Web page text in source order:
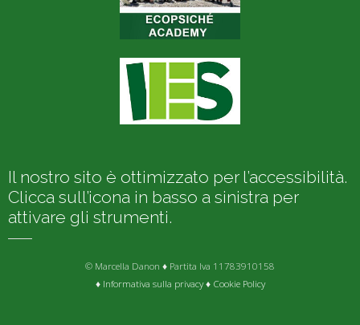
Il nostro sito è ottimizzato per l’accessibilità.
Clicca sull’icona in basso a sinistra per
attivare gli strumenti.
© Marcella Danon ♦ Partita Iva 11783910158
♦ Informativa sulla privacy♦ Cookie Policy